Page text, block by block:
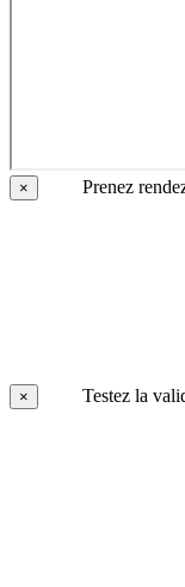
× Prenez
× Testez la